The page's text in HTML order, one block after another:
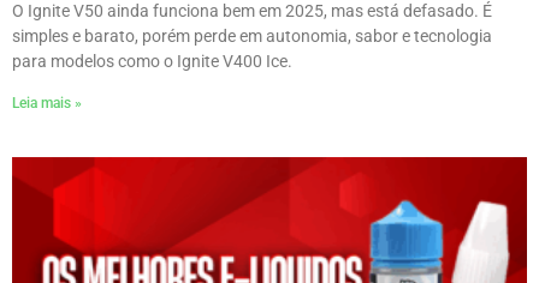
O Ignite V50 ainda funciona bem em 2025, mas está defasado. É
simples e barato, porém perde em autonomia, sabor e tecnologia
para modelos como o Ignite V400 Ice.
Leia mais »